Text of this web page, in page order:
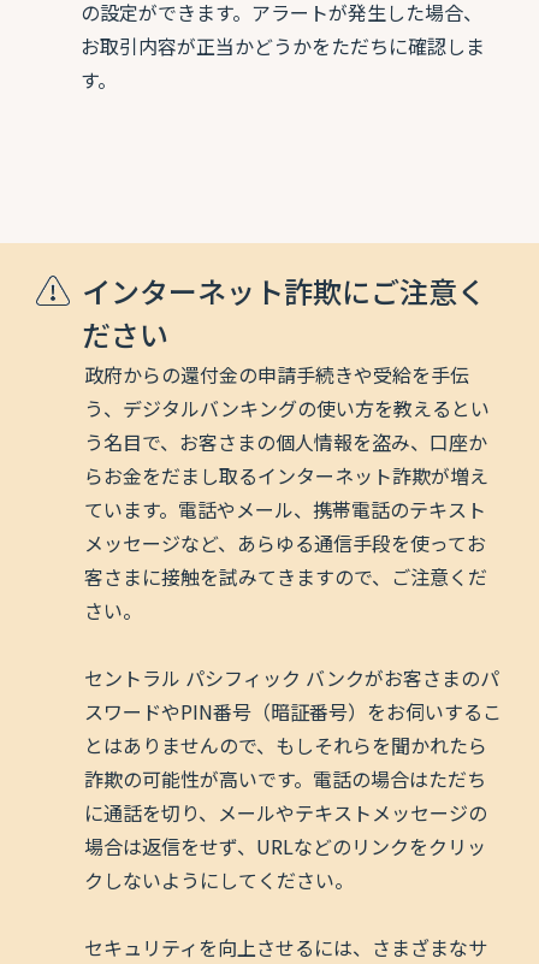
の設定ができます。アラートが発生した場合、
お取引内容が正当かどうかをただちに確認しま
す。
インターネット詐欺にご注意く
ださい
政府からの還付金の申請手続きや受給を手伝
う、デジタルバンキングの使い方を教えるとい
う名目で、お客さまの個人情報を盗み、口座か
らお金をだまし取るインターネット詐欺が増え
ています。電話やメール、携帯電話のテキスト
メッセージなど、あらゆる通信手段を使ってお
客さまに接触を試みてきますので、ご注意くだ
さい。
セントラル パシフィック バンクがお客さまのパ
スワードやPIN番号（暗証番号）をお伺いするこ
とはありませんので、もしそれらを聞かれたら
詐欺の可能性が高いです。電話の場合はただち
に通話を切り、メールやテキストメッセージの
場合は返信をせず、URLなどのリンクをクリッ
クしないようにしてください。
セキュリティを向上させるには、さまざまなサ